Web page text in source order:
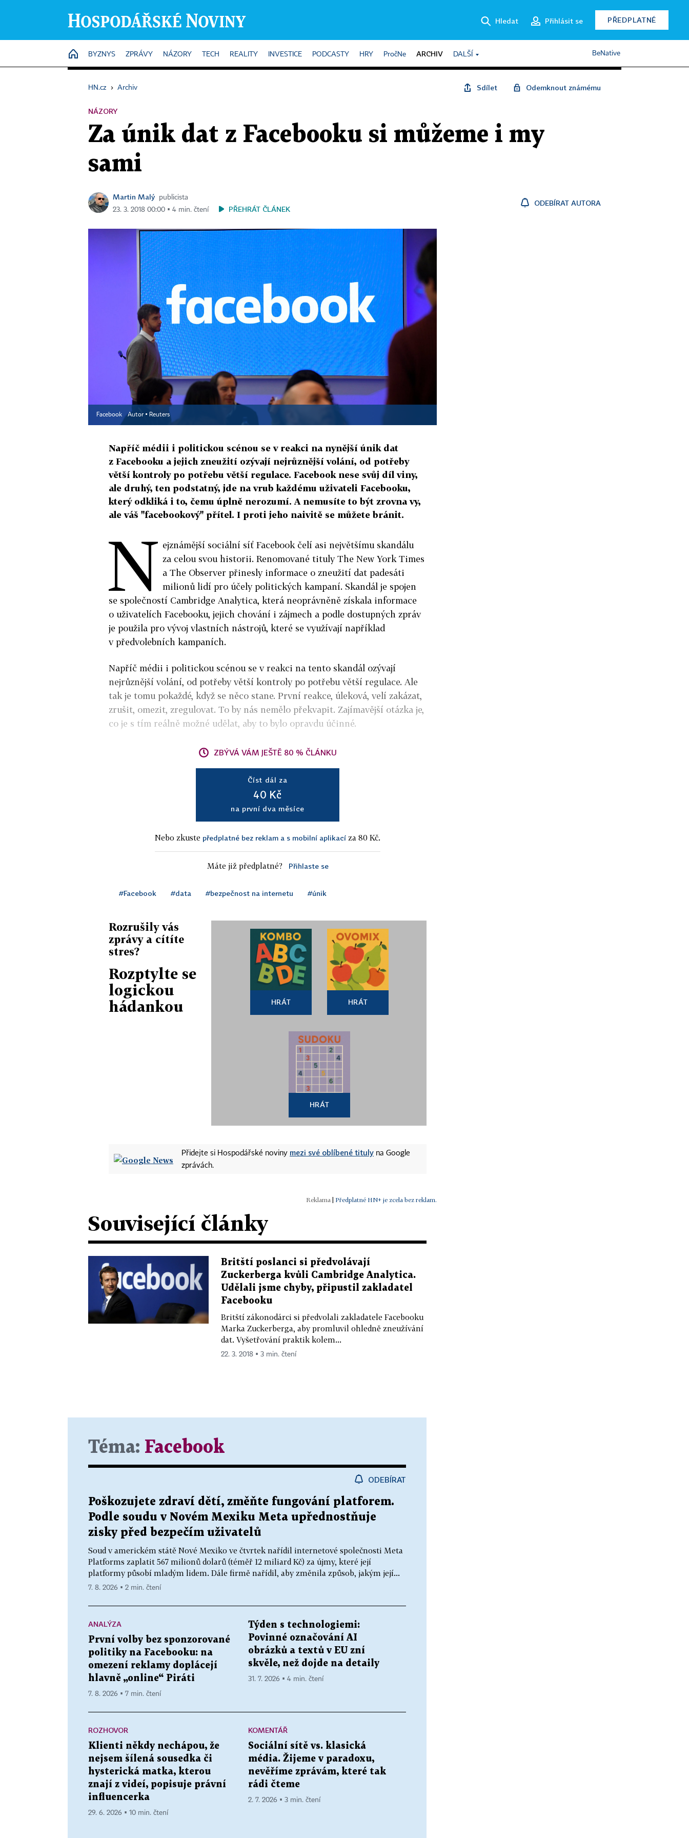
Hledat Přihlásit se PŘEDPLATNÉ
HOME
BYZNYS ZPRÁVY NÁZORY TECH REALITY INVESTICE PODCASTY HRY PročNe ARCHIV DALŠÍ BeNative
HN.cz › Archiv Sdílet Odemknout známému
NÁZORY
Za únik dat z Facebooku si můžeme i my
sami
Martin Malý
publicista
23. 3. 2018 00:00 ▪ 4 min. čtení
PŘEHRÁT ČLÁNEK
ODEBÍRAT AUTORA
Facebook Autor ▪ Reuters
Napříč médii i politickou scénou se v reakci na nynější únik dat
z Facebooku a jejich zneužití ozývají nejrůznější volání, od potřeby
větší kontroly po potřebu větší regulace. Facebook nese svůj díl viny,
ale druhý, ten podstatný, jde na vrub každému uživateli Facebooku,
který odkliká i to, čemu úplně nerozumí. A nemusíte to být zrovna vy,
ale váš "facebookový" přítel. I proti jeho naivitě se můžete bránit.
N ejznámější sociální síť Facebook čelí asi největšímu skandálu
za celou svou historii. Renomované tituly The New York Times
a The Observer přinesly informace o zneužití dat padesáti
milionů lidí pro účely politických kampaní. Skandál je spojen
se společností Cambridge Analytica, která neoprávněně získala informace
o uživatelích Facebooku, jejich chování i zájmech a podle dostupných zpráv
je použila pro vývoj vlastních nástrojů, které se využívají například
v předvolebních kampaních.
Napříč médii i politickou scénou se v reakci na tento skandál ozývají
nejrůznější volání, od potřeby větší kontroly po potřebu větší regulace. Ale
tak je tomu pokaždé, když se něco stane. První reakce, úleková, velí zakázat,
zrušit, omezit, zregulovat. To by nás nemělo překvapit. Zajímavější otázka je,
co je s tím reálně možné udělat, aby to bylo opravdu účinné.
ZBÝVÁ VÁM JEŠTĚ 80 % ČLÁNKU
Číst dál za
40 Kč
na první dva měsíce
Nebo zkuste předplatné bez reklam a s mobilní aplikací za 80 Kč.
Máte již předplatné? Přihlaste se
#Facebook #data #bezpečnost na internetu #únik
Rozrušily vás
zprávy a cítíte
stres?
Rozptylte se
logickou
hádankou
HRÁT HRÁT
HRÁT
Přidejte si Hospodářské noviny mezi své oblíbené tituly na Google
zprávách.
| Předplatné HN+ je zcela bez reklam.
Související články
Britští poslanci si předvolávají
Zuckerberga kvůli Cambridge Analytica.
Udělali jsme chyby, připustil zakladatel
Facebooku
Britští zákonodárci si předvolali zakladatele Facebooku
Marka Zuckerberga, aby promluvil ohledně zneužívání
dat. Vyšetřování praktik kolem...
22. 3. 2018 ▪ 3 min. čtení
Téma: Facebook
ODEBÍRAT
Poškozujete zdraví dětí, změňte fungování platforem.
Podle soudu v Novém Mexiku Meta upřednostňuje
zisky před bezpečím uživatelů
Soud v americkém státě Nové Mexiko ve čtvrtek nařídil internetové společnosti Meta
Platforms zaplatit 567 milionů dolarů (téměř 12 miliard Kč) za újmy, které její
platformy působí mladým lidem. Dále firmě nařídil, aby změnila způsob, jakým její...
7. 8. 2026 ▪ 2 min. čtení
ANALÝZA
První volby bez sponzorované
politiky na Facebooku: na
omezení reklamy doplácejí
hlavně „online“ Piráti
7. 8. 2026 ▪ 7 min. čtení
Týden s technologiemi:
Povinné označování AI
obrázků a textů v EU zní
skvěle, než dojde na detaily
31. 7. 2026 ▪ 4 min. čtení
ROZHOVOR
Klienti někdy nechápou, že
nejsem šílená sousedka či
hysterická matka, kterou
znají z videí, popisuje právní
influencerka
29. 6. 2026 ▪ 10 min. čtení
KOMENTÁŘ
Sociální sítě vs. klasická
média. Žijeme v paradoxu,
nevěříme zprávám, které tak
rádi čteme
2. 7. 2026 ▪ 3 min. čtení